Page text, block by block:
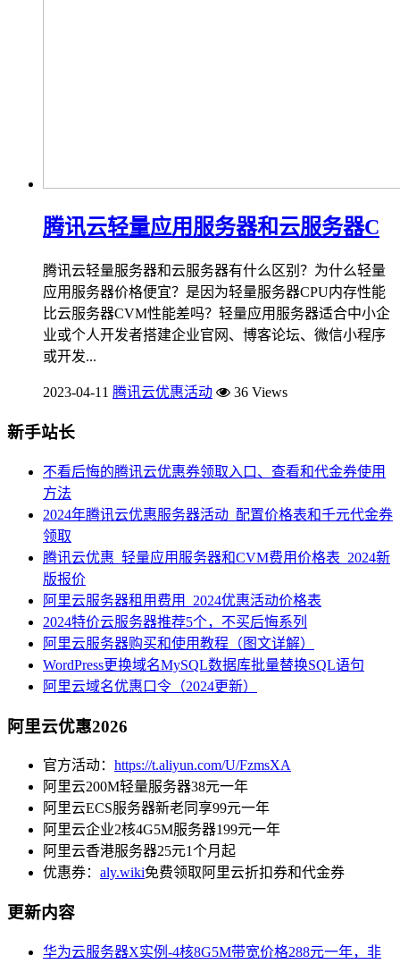
腾讯云轻量应用服务器和云服务器C
腾讯云轻量服务器和云服务器有什么区别？为什么轻量
应用服务器价格便宜？是因为轻量服务器CPU内存性能
比云服务器CVM性能差吗？轻量应用服务器适合中小企
业或个人开发者搭建企业官网、博客论坛、微信小程序
或开发...
2023-04-11 腾讯云优惠活动 36 Views
新手站长
不看后悔的腾讯云优惠券领取入口、查看和代金券使用
方法
2024年腾讯云优惠服务器活动_配置价格表和千元代金券
领取
腾讯云优惠_轻量应用服务器和CVM费用价格表_2024新
版报价
阿里云服务器租用费用_2024优惠活动价格表
2024特价云服务器推荐5个，不买后悔系列
阿里云服务器购买和使用教程（图文详解）
WordPress更换域名MySQL数据库批量替换SQL语句
阿里云域名优惠口令（2024更新）
阿里云优惠2026
官方活动： https://t.aliyun.com/U/FzmsXA
阿里云200M轻量服务器38元一年
阿里云ECS服务器新老同享99元一年
阿里云企业2核4G5M服务器199元一年
阿里云香港服务器25元1个月起
优惠券： aly.wiki免费领取阿里云折扣券和代金券
更新内容
华为云服务器X实例-4核8G5M带宽价格288元一年，非